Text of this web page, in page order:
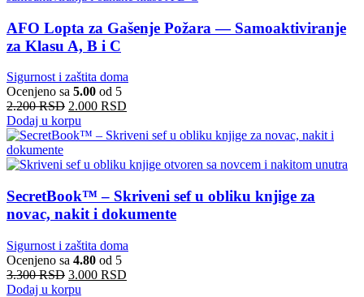
AFO Lopta za Gašenje Požara — Samoaktiviranje
za Klasu A, B i C
Sigurnost i zaštita doma
Ocenjeno sa 5.00 od 5
2.200RSD 2.000 RSD
Dodaj u korpu
SecretBook™ – Skriveni sef u obliku knjige za
novac, nakit i dokumente
Sigurnost i zaštita doma
Ocenjeno sa 4.80 od 5
3.300RSD 3.000 RSD
Dodaj u korpu